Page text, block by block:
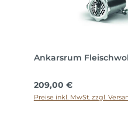
Ankarsrum
Regulärer Preis:
209,00 €
Preise inkl. MwSt. zzgl.